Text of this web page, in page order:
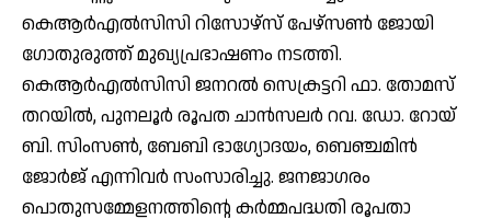
കെആര്‍എല്‍സിസി റിസോഴ്‌സ് പേഴ്‌സണ്‍ ജോയി
ഗോതുരുത്ത് മുഖ്യപ്രഭാഷണം നടത്തി.
കെആര്‍എല്‍സിസി ജനറല്‍ സെക്രട്ടറി ഫാ. തോമസ്
തറയില്‍, പുനലൂര്‍ രൂപത ചാന്‍സലര്‍ റവ. ഡോ. റോയ്
ബി. സിംസണ്‍, ബേബി ഭാഗ്യോദയം, ബെഞ്ചമിന്‍
ജോര്‍ജ് എന്നിവര്‍ സംസാരിച്ചു. ജനജാഗരം
പൊതുസമ്മേളനത്തിന്റെ കര്‍മ്മപദ്ധതി രൂപതാ